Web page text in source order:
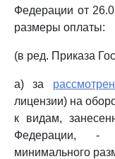
Федерации от
размеры оплаты:
(в ред. Приказа
а) за
лицензии) на
к видам,
Федерации, -
минимального